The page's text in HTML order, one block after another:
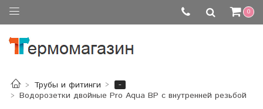
0
Трубы и фитинги
-
Водорозетки двойные Pro Aqua ВР с внутренней резьбой